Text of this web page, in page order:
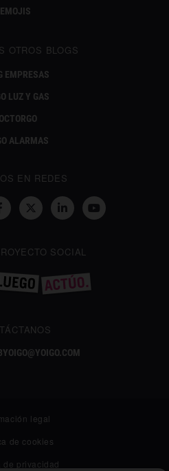
EMOJIS
OTROS BLOGS
EMPRESAS
LUZ Y GAS
ALARMAS
EN REDES
SOCIAL
legal
de cookies
de privacidad